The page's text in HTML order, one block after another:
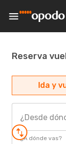
Reserva
Ida y
¿Desde
¿A dónde vas?